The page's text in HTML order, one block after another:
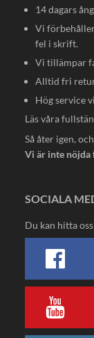
14 dagars
Vi
fel i skrift.
Vi tillämpar
Alltid fri
Hög service
Läs våra
Så åter igen,
Vi är inte
SOCIALA
Du kan hitta